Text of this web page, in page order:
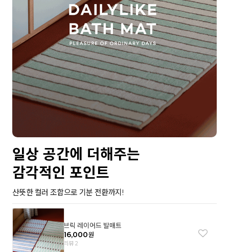
일상 공간에 더해주는
감각적인 포인트
산뜻한 컬러 조합으로 기분 전환까지!
브릭 레이어드 발매트
16,000원
리뷰 2